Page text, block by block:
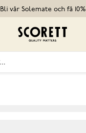
Bli vår Solemate och få 10%